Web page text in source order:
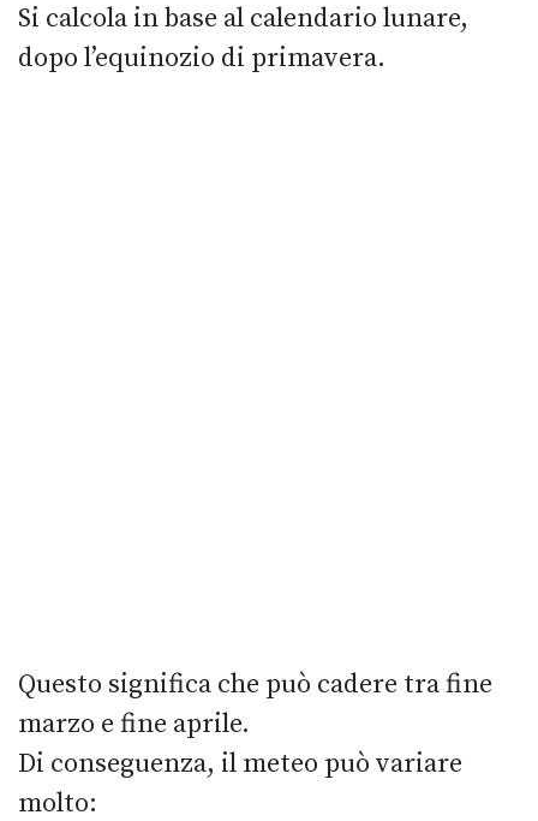
Si calcola in base al calendario lunare,
dopo l’equinozio di primavera.
Questo significa che può cadere tra fine
marzo e fine aprile.
Di conseguenza, il meteo può variare
molto: